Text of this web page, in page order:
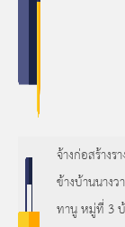
จ้างก่อสร้าง
ข้างบ้านนาง
ทานู หมู่ที่ 3 บ้